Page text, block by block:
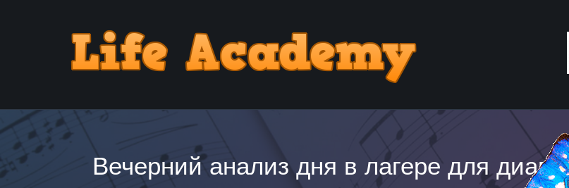
Вечерний анализ дня в лагере для